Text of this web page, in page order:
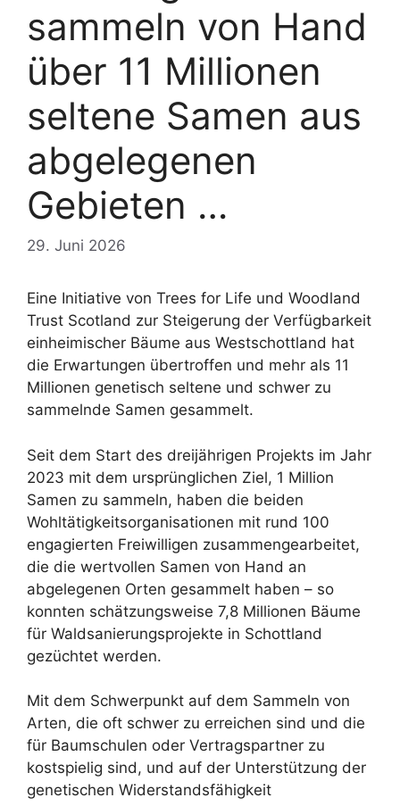
sammeln von Hand
über 11 Millionen
seltene Samen aus
abgelegenen
Gebieten …
29. Juni 2026
Eine Initiative von Trees for Life und Woodland
Trust Scotland zur Steigerung der Verfügbarkeit
einheimischer Bäume aus Westschottland hat
die Erwartungen übertroffen und mehr als 11
Millionen genetisch seltene und schwer zu
sammelnde Samen gesammelt.
Seit dem Start des dreijährigen Projekts im Jahr
2023 mit dem ursprünglichen Ziel, 1 Million
Samen zu sammeln, haben die beiden
Wohltätigkeitsorganisationen mit rund 100
engagierten Freiwilligen zusammengearbeitet,
die die wertvollen Samen von Hand an
abgelegenen Orten gesammelt haben – so
konnten schätzungsweise 7,8 Millionen Bäume
für Waldsanierungsprojekte in Schottland
gezüchtet werden.
Mit dem Schwerpunkt auf dem Sammeln von
Arten, die oft schwer zu erreichen sind und die
für Baumschulen oder Vertragspartner zu
kostspielig sind, und auf der Unterstützung der
genetischen Widerstandsfähigkeit